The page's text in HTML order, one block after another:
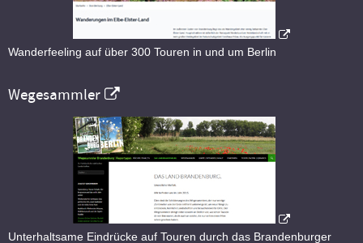
Wanderfeeling auf über 300 Touren in und um Berlin
Wegesammler
Unterhaltsame Eindrücke auf Touren durch das Brandenburger